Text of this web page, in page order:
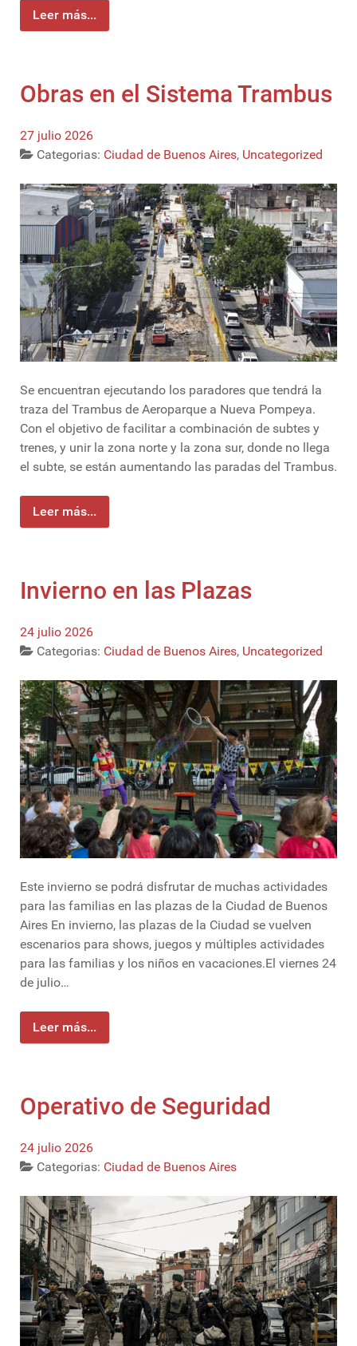
Leer más...
Obras en el Sistema Trambus
27 julio 2026
Categorias: Ciudad de Buenos Aires, Uncategorized
Se encuentran ejecutando los paradores que tendrá la
traza del Trambus de Aeroparque a Nueva Pompeya.
Con el objetivo de facilitar a combinación de subtes y
trenes, y unir la zona norte y la zona sur, donde no llega
el subte, se están aumentando las paradas del Trambus.
Leer más...
Invierno en las Plazas
24 julio 2026
Categorias: Ciudad de Buenos Aires, Uncategorized
Este invierno se podrá disfrutar de muchas actividades
para las familias en las plazas de la Ciudad de Buenos
Aires En invierno, las plazas de la Ciudad se vuelven
escenarios para shows, juegos y múltiples actividades
para las familias y los niños en vacaciones.El viernes 24
de julio…
Leer más...
Operativo de Seguridad
24 julio 2026
Categorias: Ciudad de Buenos Aires